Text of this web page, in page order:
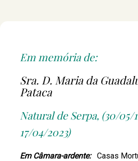
Em memória de:
Sra. D. Maria da
Pataca
Natural de Serpa, (30/05/
17/04/2023)
Em Câmara-ardente: Casas